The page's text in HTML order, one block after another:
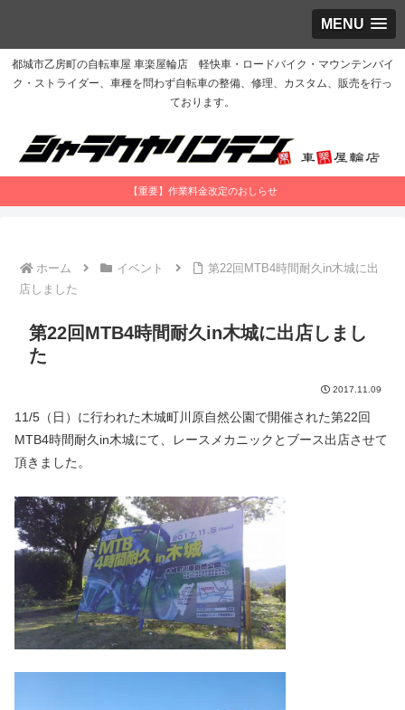
MENU
都城市乙房町の自転車屋 車楽屋輪店 軽快車・ロードバイク・マウンテンバイ
ク・ストライダー、車種を問わず自転車の整備、修理、カスタム、販売を行っ
ております。
【重要】作業料金改定のおしらせ
ホーム イベント
第22回MTB4時間耐久in木城に出
店しました
第22回MTB4時間耐久in木城に出店しまし
た
2017.11.09
11/5（日）に行われた木城町川原自然公園で開催された第22回
MTB4時間耐久in木城にて、レースメカニックとブース出店させて
頂きました。